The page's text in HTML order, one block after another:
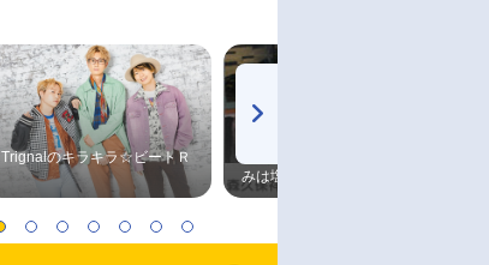
Trignalのキラキラ☆ビートＲ
みは塩だけ